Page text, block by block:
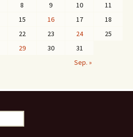
8 9 10
11
15 16 17
18
22 23 24
25
29 30
31
Sep. »